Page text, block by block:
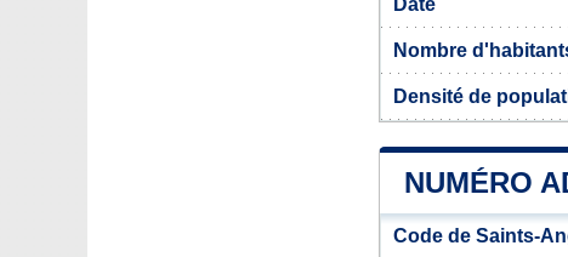
Date
Nombre
Densité de
NUMÉRO
Code de Saints-